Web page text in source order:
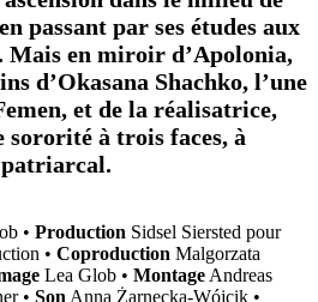
passant par ses études aux
Mais en miroir d’Apolonia,
d’Okasana Shachko, l’une
et de la réalisatrice,
sororité à trois faces, à
patriarcal.
• Production Sidsel Siersted pour
• Coproduction Malgorzata
Lea Glob • Montage Andreas
• Son Anna Żarnecka-Wójcik •